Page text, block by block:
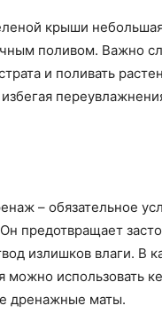
крыши
поливом. Важно
и поливать
– обязательное
предотвращает
излишков влаги. В
можно использовать
дренажные маты.